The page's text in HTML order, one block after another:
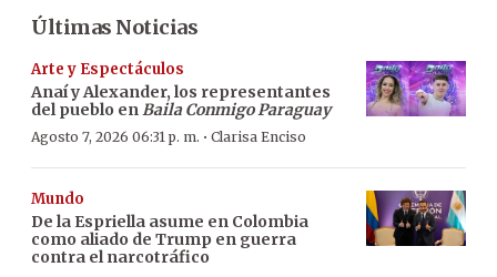
Últimas Noticias
Arte y Espectáculos
Anaí y Alexander, los representantes
del pueblo enBaila Conmigo Paraguay
Agosto 7, 2026 06:31 p. m. · Clarisa Enciso
Mundo
De la Espriella asume en Colombia
como aliado de Trump en guerra
contra el narcotráfico